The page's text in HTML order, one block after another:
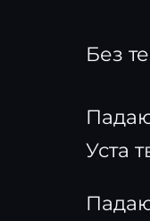
Без
Уста